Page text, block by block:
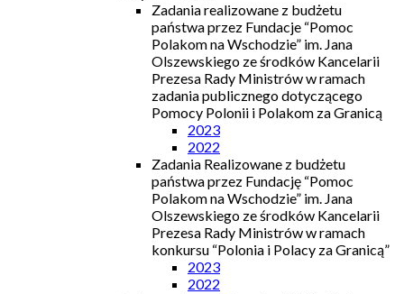
Zadania realizowane z budżetu
państwa przez Fundacje “Pomoc
Polakom na Wschodzie” im. Jana
Olszewskiego ze środków Kancelarii
Prezesa Rady Ministrów w ramach
zadania publicznego dotyczącego
Pomocy Polonii i Polakom za Granicą
2023
2022
Zadania Realizowane z budżetu
państwa przez Fundację “Pomoc
Polakom na Wschodzie” im. Jana
Olszewskiego ze środków Kancelarii
Prezesa Rady Ministrów w ramach
konkursu “Polonia i Polacy za Granicą”
2023
2022